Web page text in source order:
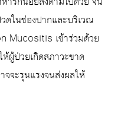
ดในช่องปากและบริเวณ
Mucositis เข้าร่วมด้วย
ห้ผู้ป่วยเกิดสภาวะขาด
จจะรุนแรงจนส่งผลให้